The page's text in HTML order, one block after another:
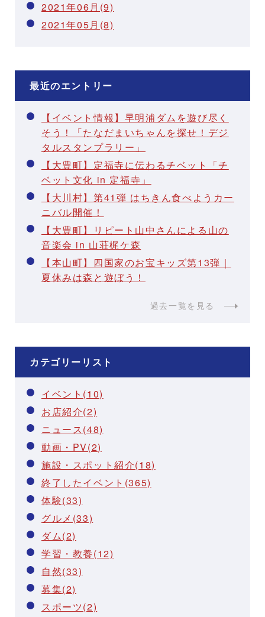
2021年06月(9)
2021年05月(8)
最近のエントリー
【イベント情報】早明浦ダムを遊び尽く
そう！「たなだまいちゃんを探せ！デジ
タルスタンプラリー」
【大豊町】定福寺に伝わるチベット「チ
ベット文化 in 定福寺」
【大川村】第41弾 はちきん食べようカー
ニバル開催！
【大豊町】リピート山中さんによる山の
音楽会 in 山荘梶ケ森
【本山町】四国家のお宝キッズ第13弾｜
夏休みは森と遊ぼう！
過去一覧を見る
カテゴリーリスト
イベント(10)
お店紹介(2)
ニュース(48)
動画・PV(2)
施設・スポット紹介(18)
終了したイベント(365)
体験(33)
グルメ(33)
ダム(2)
学習・教養(12)
自然(33)
募集(2)
スポーツ(2)